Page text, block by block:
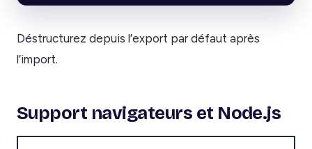
Déstructurez depuis l’export par défaut après
l’import.
Support navigateurs et Node.js